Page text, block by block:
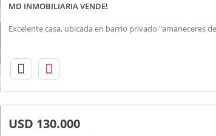
MD INMOBILIARIA VENDE!
USD 130.000